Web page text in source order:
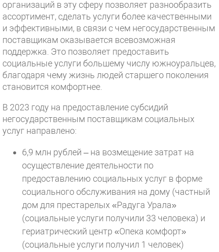
организаций в эту сферу позволяет разнообразить
ассортимент, сделать услуги более качественными
и эффективными, в связи с чем негосударственным
поставщикам оказывается всевозможная
поддержка. Это позволяет предоставить
социальные услуги большему числу южноуральцев,
благодаря чему жизнь людей старшего поколения
становится комфортнее.
В 2023 году на предоставление субсидий
негосударственным поставщикам социальных
услуг направлено:
6,9 млн рублей – на возмещение затрат на
осуществление деятельности по
предоставлению социальных услуг в форме
социального обслуживания на дому (частный
дом для престарелых «Радуга Урала»
(социальные услуги получили 33 человека) и
гериатрический центр «Опека комфорт»
(социальные услуги получил 1 человек)